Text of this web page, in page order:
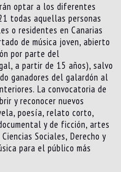
optar a los diferentes
todas aquellas personas
o residentes en Canarias
de música joven, abierto
por parte del
a partir de 15 años), salvo
ganadores del galardón al
La convocatoria de
y reconocer nuevos
poesía, relato corto,
y de ficción, artes
Sociales, Derecho y
para el público más